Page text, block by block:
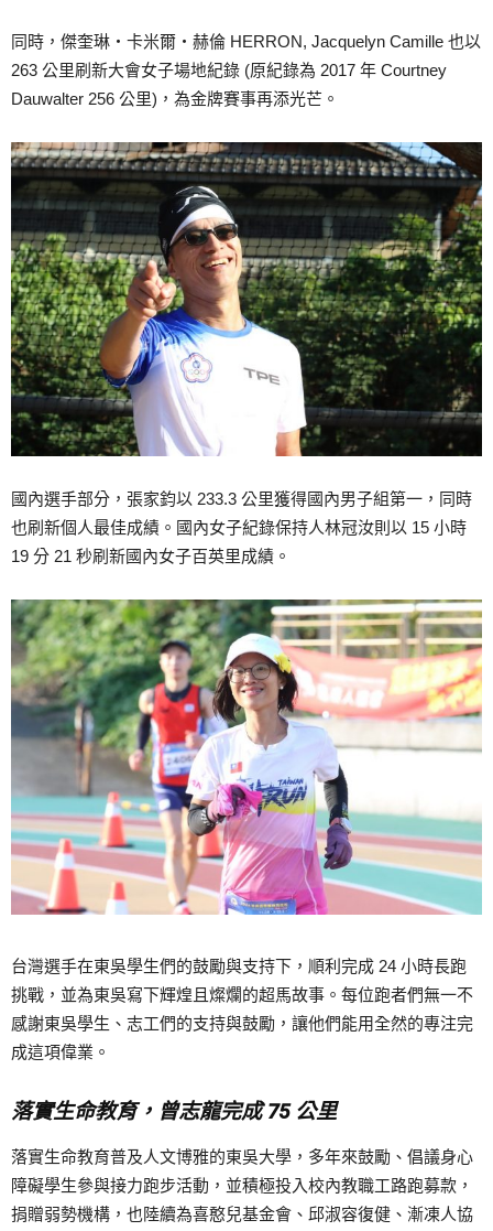
同時，傑奎琳‧卡米爾‧赫倫 HERRON, Jacquelyn Camille 也以
263 公里刷新大會女子場地紀錄 (原紀錄為 2017 年 Courtney
Dauwalter 256 公里)，為金牌賽事再添光芒。
國內選手部分，張家鈞以 233.3 公里獲得國內男子組第一，同時
也刷新個人最佳成績。國內女子紀錄保持人林冠汝則以 15 小時
19 分 21 秒刷新國內女子百英里成績。
台灣選手在東吳學生們的鼓勵與支持下，順利完成 24 小時長跑
挑戰，並為東吳寫下輝煌且燦爛的超馬故事。每位跑者們無一不
感謝東吳學生、志工們的支持與鼓勵，讓他們能用全然的專注完
成這項偉業。
落實生命教育，曾志龍完成 75 公里
落實生命教育普及人文博雅的東吳大學，多年來鼓勵、倡議身心
障礙學生參與接力跑步活動，並積極投入校內教職工路跑募款，
捐贈弱勢機構，也陸續為喜憨兒基金會、邱淑容復健、漸凍人協